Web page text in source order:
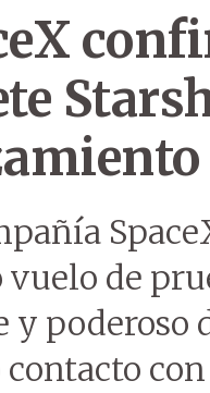
vuelo de
y poderoso